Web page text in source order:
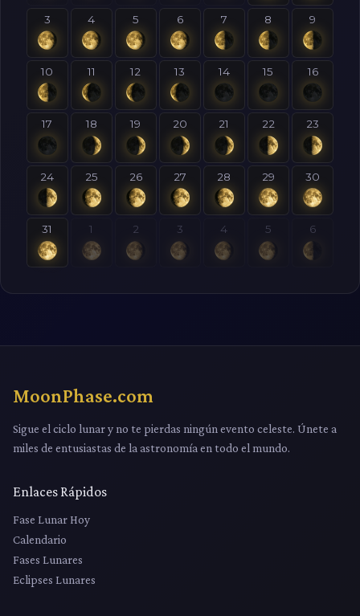
3 4 5 6 7 8 9
10 11 12 13 14 15 16
17 18 19 20 21 22 23
24 25 26 27 28 29 30
31 1 2 3 4 5 6
MoonPhase.com
Sigue el ciclo lunar y no te pierdas ningún evento celeste. Únete a
miles de entusiastas de la astronomía en todo el mundo.
Enlaces Rápidos
Fase Lunar Hoy
Calendario
Fases Lunares
Eclipses Lunares